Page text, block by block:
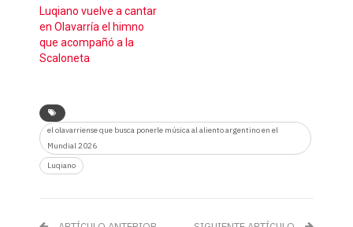
Luqiano vuelve a cantar
en Olavarría el himno
que acompañó a la
Scaloneta
el olavarriense que busca ponerle música al aliento argentino en el
Mundial 2026
Luqiano